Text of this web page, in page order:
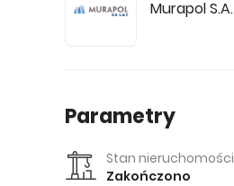
Murapol S.A.
Parametry
Stan nieruchomości
Zakończono